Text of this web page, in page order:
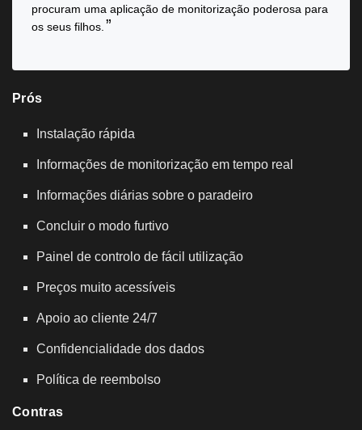
procuram uma aplicação de monitorização poderosa para
os seus filhos.
Prós
Instalação rápida
Informações de monitorização em tempo real
Informações diárias sobre o paradeiro
Concluir o modo furtivo
Painel de controlo de fácil utilização
Preços muito acessíveis
Apoio ao cliente 24/7
Confidencialidade dos dados
Política de reembolso
Contras